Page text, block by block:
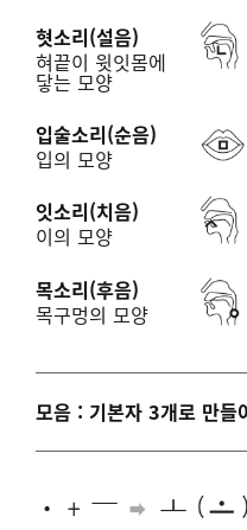
혓소리(설음)
혀끝이 윗잇몸에
닿는 모양
입술소리(순음)
입의 모양
잇소리(치음)
이의 모양
목소리(후음)
목구멍의 모양
모음 : 기본자 3개로 만들